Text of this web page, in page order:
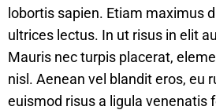
lobortis sapien. Etiam maximus
ultrices lectus. In ut risus in elit
Mauris nec turpis placerat,
nisl. Aenean vel blandit eros, eu
euismod risus a ligula venenatis